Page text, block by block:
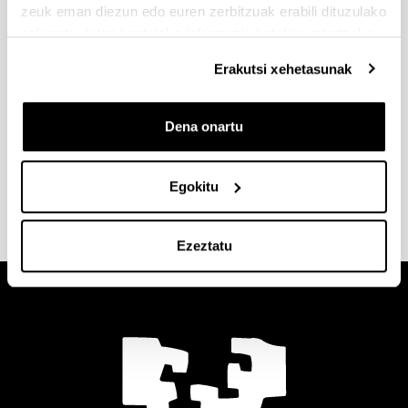
zeuk eman diezun edo euren zerbitzuak erabili dituzulako
eskuratu duten bestelako informazio batekin uztartzeko.
Erakutsi xehetasunak
Dena onartu
Egokitu
Ezeztatu
elebilab@ehu.eus